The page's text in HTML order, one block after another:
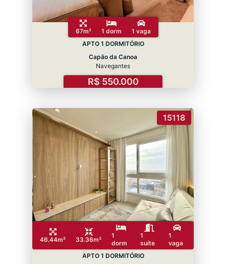
67m² 1 dorm
1 vaga
APTO 1 DORMITÓRIO
Capão da Canoa
Navegantes
R$ 550.000
15118
46.44m² 33.36m²
1
dorm
1
suíte
1
vaga
APTO 1 DORMITÓRIO